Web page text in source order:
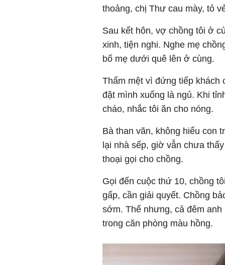
thoảng, chị Thư cau mày, tỏ
Sau kết hôn, vợ chồng tôi ở
xinh, tiện nghi. Nghe mẹ
bố mẹ dưới quê lên ở cùng.
Thấm mệt vì đứng tiếp khách
đặt mình xuống là ngủ. Khi
cháo, nhắc tôi ăn cho nóng.
Bà than vãn, không hiểu con
lại nhà sếp, giờ vẫn chưa
thoại gọi cho chồng.
Gọi đến cuộc thứ 10, chồng
gấp, cần giải quyết. Chồng
sớm. Thế nhưng, cả đêm
trong căn phòng màu hồng.